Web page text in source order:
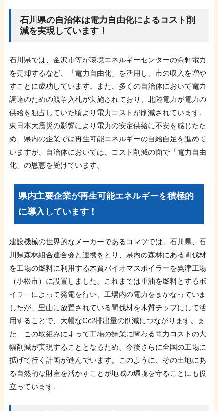
石川県の自治体は電力自由化によるコスト削
減を実現しています！
石川県では、金沢市等が環境エネルギーセンターの余剰電力
を売却するなど、「電力自由化」を活用し、市の収入を増や
すことに成功しています。また、多くの自治体において電力
調達のための競争入札が実施されており、北陸電力が電力の
供給を独占していた頃より電力コストが削減されています。
東日本大震災の影響により電力の安定供給に不安を感じたた
め、県内の企業では再生可能エネルギーの自給自足を進めて
いますが、自治体においては、コスト削減の面で「電力自由
化」の恩恵を受けています。
県内主要企業が再生可能エネルギーを積極的
に導入しています！
建設機械の世界的なメーカーであるコマツでは、石川県、石
川県森林組合連合会と連携をとり、県内の森林にある間伐材
を工場の燃料に利用する木質バイオマスボイラーを粟津工場
（小松市）に設置しました。これまでは重油を燃料とするボ
イラーによって発電を行い、工場内の電力をまかなっていま
したが、里山に放置されている間伐材を木質チップにして活
用することで、大幅なCo2排出量の削減につながります。ま
た、この取組みによって工場の操業に関わる電力コストの大
幅削減が実現することとなるため、今後さらに全国の工場に
拡げて行く計画が進んでいます。このように、その土地にあ
る自然的な財産を活かすことが地域の環境を守ることにも役
立っています。